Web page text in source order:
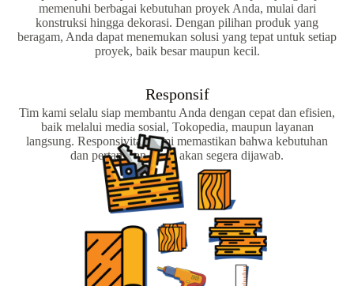
memenuhi berbagai kebutuhan proyek Anda, mulai dari
konstruksi hingga dekorasi. Dengan pilihan produk yang
beragam, Anda dapat menemukan solusi yang tepat untuk setiap
proyek, baik besar maupun kecil.
Responsif
Tim kami selalu siap membantu Anda dengan cepat dan efisien,
baik melalui media sosial, Tokopedia, maupun layanan
langsung. Responsivitas kami memastikan bahwa kebutuhan
dan pertanyaan Anda akan segera dijawab.